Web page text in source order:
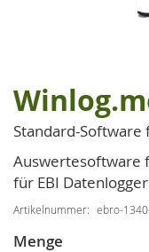
Zum
Anfang
der
Bildgalerie
springen
Standard-Software
Auswertesoftware
für EBI
Artikelnummer ebro-
Menge